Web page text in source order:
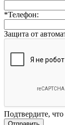
*Телефон:
Защита от
Подтвердите,